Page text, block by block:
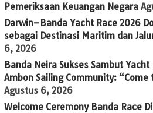
Pemeriksaan Keuangan Negara
Darwin–Banda Yacht Race 2026
sebagai Destinasi Maritim dan
6, 2026
Banda Neira Sukses Sambut
Ambon Sailing Community:
Agustus 6, 2026
Welcome Ceremony Banda Race